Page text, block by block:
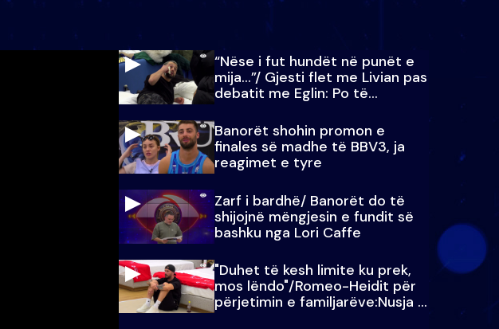
“Nëse i fut hundët në punët e
mija…”/ Gjesti flet me Livian pas
debatit me Eglin: Po të
paralajmëroj
Banorët shohin promon e
finales së madhe të BBV3, ja
reagimet e tyre
Zarf i bardhë/ Banorët do të
shijojnë mëngjesin e fundit së
bashku nga Lori Caffe
"Duhet të kesh limite ku prek,
mos lëndo"/Romeo-Heidit për
përjetimin e familjarëve:Nusja e
Julit…